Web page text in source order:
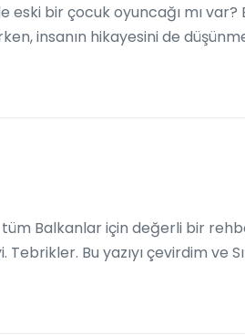
eski bir çocuk oyuncağı mı
insanın hikayesini de
Balkanlar için değerli bir
Bu yazıyı çevirdim